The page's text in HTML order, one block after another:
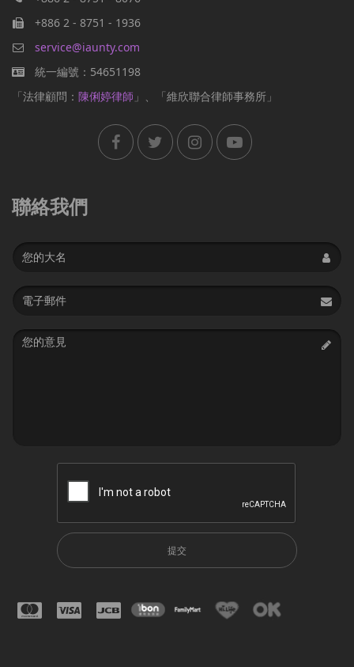
+886 2 - 8751 - 1936
service@iaunty.com
統一編號：54651198
「法律顧問： 陳俐婷律師 」、「維欣聯合律師事務所」
聯絡我們
Name
Email
address
Message
提交